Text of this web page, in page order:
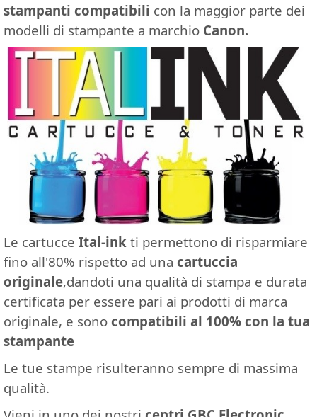
stampanti compatibili con la maggior parte dei
modelli di stampante a marchio Canon.
Le cartucce Ital-ink ti permettono di risparmiare
fino all'80% rispetto ad una cartuccia
originale,dandoti una qualità di stampa e durata
certificata per essere pari ai prodotti di marca
originale, e sono compatibili al 100% con la tua
stampante
Le tue stampe risulteranno sempre di massima
qualità.